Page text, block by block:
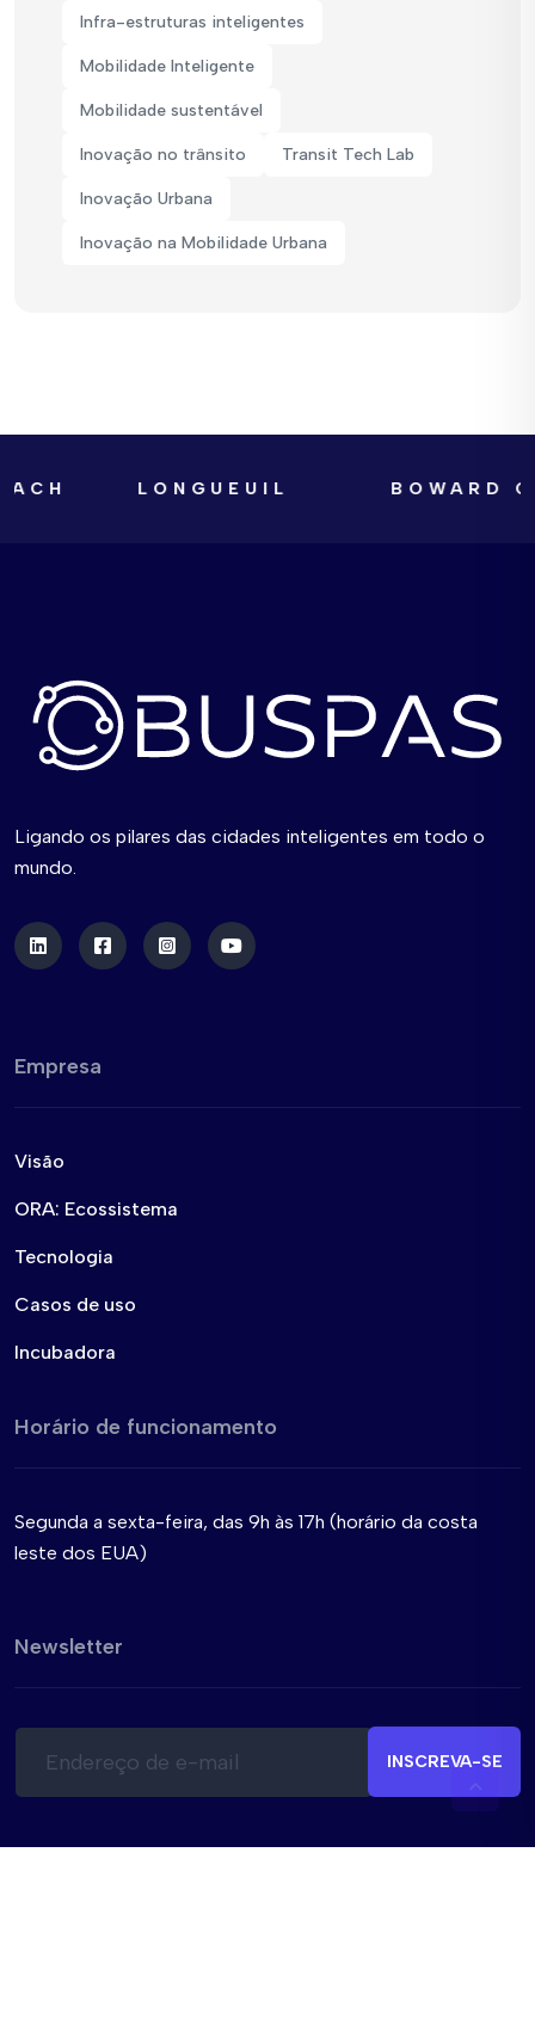
Infra-estruturas inteligentes
Mobilidade Inteligente
Mobilidade sustentável
Inovação no trânsito Transit Tech Lab
Inovação Urbana
Inovação na Mobilidade Urbana
LONGUEUIL BOWARD
Ligando os pilares das cidades inteligentes em todo o
mundo.
Empresa
Visão
ORA: Ecossistema
Tecnologia
Casos de uso
Incubadora
Horário de funcionamento
Segunda a sexta-feira, das 9h às 17h (horário da costa
leste dos EUA)
Newsletter
E
l
E
l
INSCREVA-SE